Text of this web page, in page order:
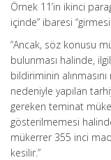
Örnek 11’in ikinci
içinde” ibaresi
“Ancak, söz konusu
bulunması halinde,
bildiriminin
nedeniyle yapılan
gereken teminat
gösterilmemesi
mükerrer 355 inci
kesilir.”